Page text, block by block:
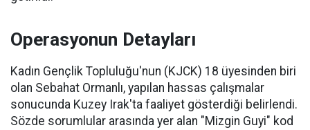
Operasyonun Detayları
Kadın Gençlik Topluluğu'nun (KJCK) 18 üyesinden biri
olan Sebahat Ormanlı, yapılan hassas çalışmalar
sonucunda Kuzey Irak'ta faaliyet gösterdiği belirlendi.
Sözde sorumlular arasında yer alan "Mizgin Guyi" kod